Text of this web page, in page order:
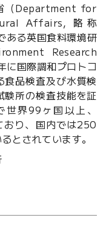
（Department for
Affairs, 略称
ある英国食料環境研
Research
国際調和プロトコ
品検査及び水質検
験所の検査技能を証
界99ヶ国以上、
り、国内では250
とされています。